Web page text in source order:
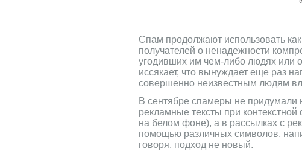
Спам продолжают использовать
получателей о ненадежности
угодивших им чем-либо людях или
иссякает, что вынуждает еще раз
совершенно неизвестным людям
В сентябре спамеры не придумали
рекламные тексты при
на белом фоне), а в рассылках с
помощью различных символов,
говоря, подход не новый.